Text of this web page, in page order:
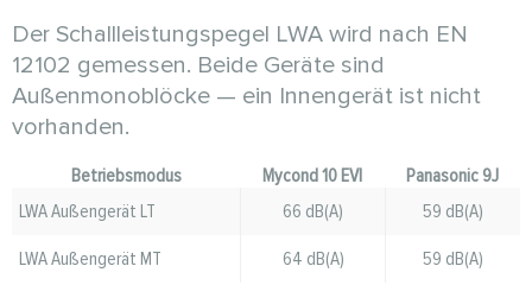
Der Schallleistungspegel LWA wird nach EN
12102 gemessen. Beide Geräte sind
Außenmonoblöcke — ein Innengerät ist nicht
vorhanden.
Betriebsmodus Mycond 10 EVI
Panasonic 9J
LWA Außengerät LT
66 dB(A)
59 dB(A)
LWA Außengerät MT
64 dB(A) 59 dB(A)